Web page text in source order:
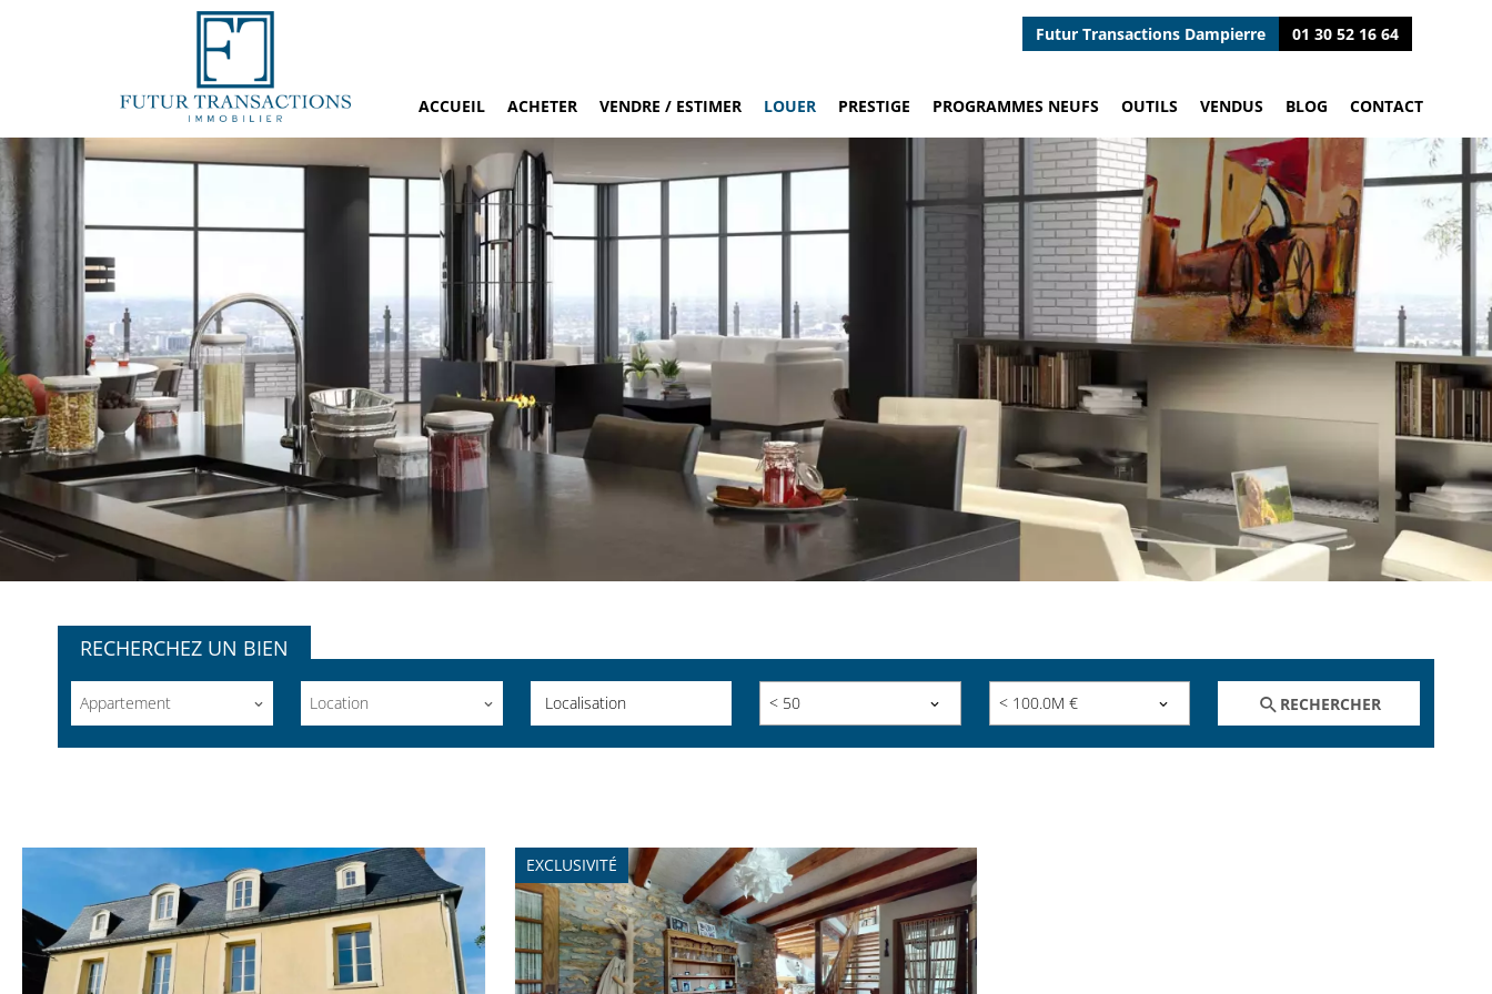
Futur Transactions Dampierre 01 30 52 16 64
ACCUEIL ACHETER VENDRE / ESTIMER LOUER PRESTIGE PROGRAMMES NEUFS OUTILS VENDUS BLOG CONTACT
RECHERCHEZ UN BIEN
Appartement Location Localisation < 50 < 100.0M € RECHERCHER
EXCLUSIVITÉ